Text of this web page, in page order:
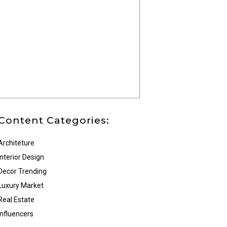
Categories:
Interior Design
Trending
Market
Estate
Influencers